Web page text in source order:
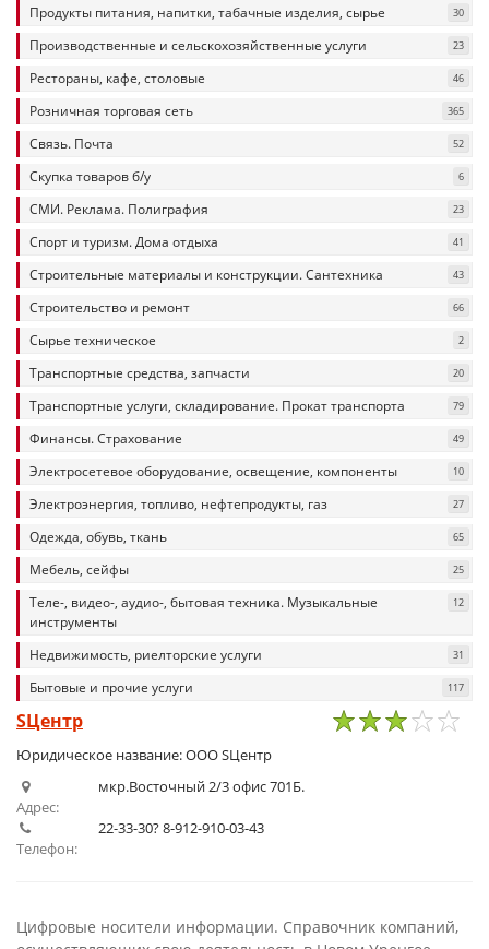
Продукты питания, напитки, табачные изделия, сырье 30
Производственные и сельскохозяйственные услуги 23
Рестораны, кафе, столовые 46
Розничная торговая сеть 365
Связь. Почта 52
Скупка товаров б/у 6
СМИ. Реклама. Полиграфия 23
Спорт и туризм. Дома отдыха 41
Строительные материалы и конструкции. Сантехника 43
Строительство и ремонт 66
Сырье техническое 2
Транспортные средства, запчасти 20
Транспортные услуги, складирование. Прокат транспорта 79
Финансы. Страхование 49
Электросетевое оборудование, освещение, компоненты 10
Электроэнергия, топливо, нефтепродукты, газ 27
Одежда, обувь, ткань 65
Мебель, сейфы 25
Теле-, видео-, аудио-, бытовая техника. Музыкальные
инструменты
12
Недвижимость, риелторские услуги 31
Бытовые и прочие услуги 117
SЦентр
Юридическое название: ООО SЦентр
Адрес:
мкр.Восточный 2/3 офис 701Б.
Телефон:
22-33-30? 8-912-910-03-43
Цифровые носители информации. Справочник компаний,